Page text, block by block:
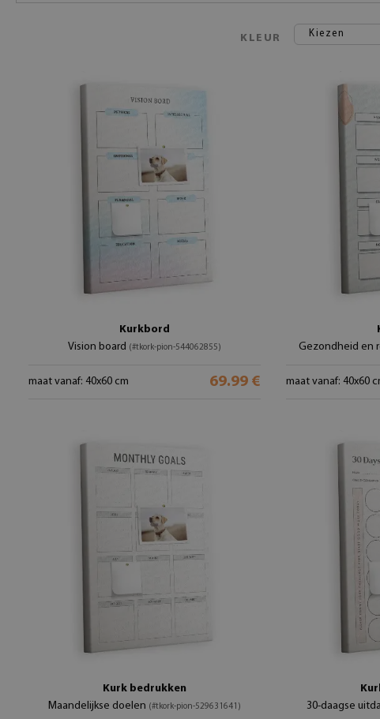
KLEUR Kiezen
Kurkbord
Vision board (#tkork-pion-544062855)
maat vanaf: 40x60 cm 69.99 €
Gezondheid en
maat vanaf: 40x60
Kurk bedrukken
Maandelijkse doelen (#tkork-pion-529631641)
30-daagse